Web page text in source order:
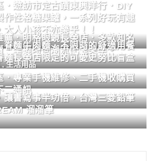
．遊訪市定古蹟東興洋行．DIY
作性格糖果罐，一系列好玩有趣
大人小孩不亦樂乎！！
薦．明格眼鏡長榮店．多款知名
．掌握時尚潮流配鏡美學。
眷麵牛肉麵．不限時的舒適用餐
麵長榮店限定的可愛史努比盲盒
,生活用品
．專業手機維修、二手機收購買
二通訊
讓書寫事半功倍，台灣三菱鉛筆
溜溜筆